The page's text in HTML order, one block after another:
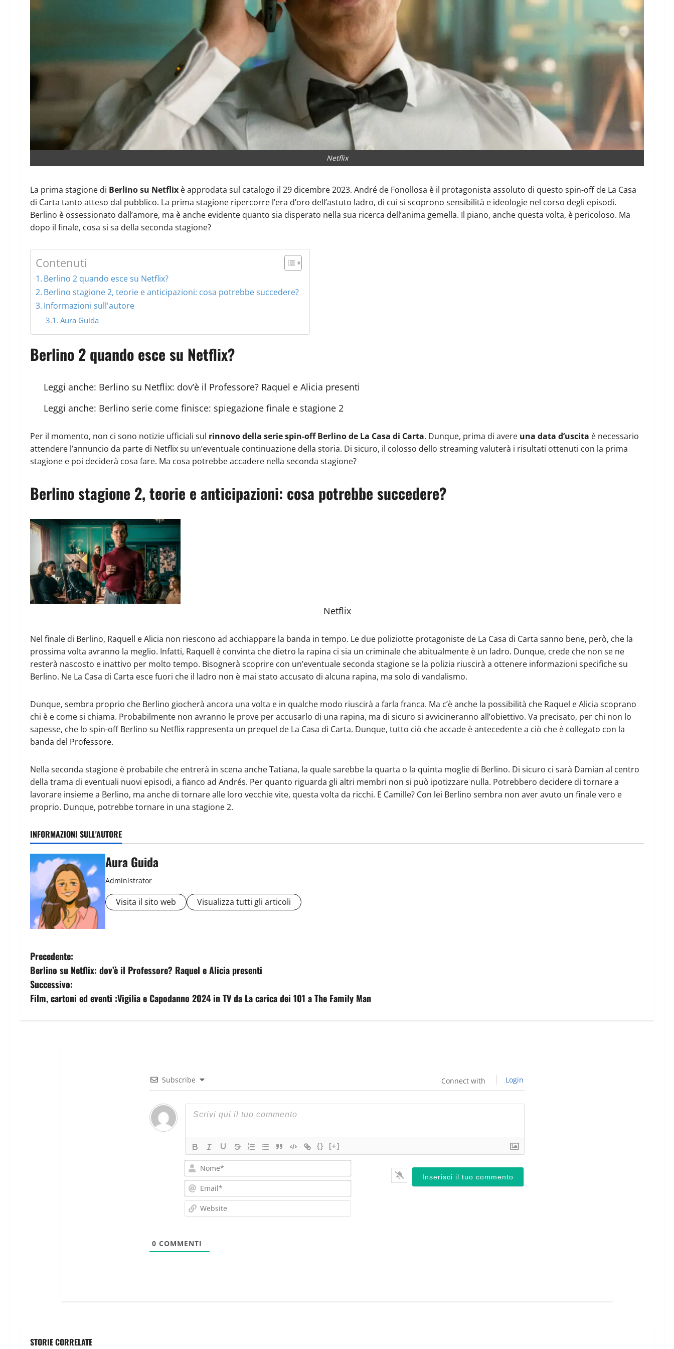
Netflix
La prima stagione di Berlino su Netflix è approdata sul catalogo il 29 dicembre 2023. André de Fonollosa è il protagonista assoluto di questo spin-off de La Casa
di Carta tanto atteso dal pubblico. La prima stagione ripercorre l’era d’oro dell’astuto ladro, di cui si scoprono sensibilità e ideologie nel corso degli episodi.
Berlino è ossessionato dall’amore, ma è anche evidente quanto sia disperato nella sua ricerca dell’anima gemella. Il piano, anche questa volta, è pericoloso. Ma
dopo il finale, cosa si sa della seconda stagione?
Contenuti
Berlino 2 quando esce su Netflix?
Berlino stagione 2, teorie e anticipazioni: cosa potrebbe succedere?
Informazioni sull'autore
Aura Guida
Berlino 2 quando esce su Netflix?
Leggi anche: Berlino su Netflix: dov’è il Professore? Raquel e Alicia presenti
Leggi anche: Berlino serie come finisce: spiegazione finale e stagione 2
Per il momento, non ci sono notizie ufficiali sul rinnovo della serie spin-off Berlino de La Casa di Carta. Dunque, prima di avere una data d’uscita è necessario
attendere l’annuncio da parte di Netflix su un’eventuale continuazione della storia. Di sicuro, il colosso dello streaming valuterà i risultati ottenuti con la prima
stagione e poi deciderà cosa fare. Ma cosa potrebbe accadere nella seconda stagione?
Berlino stagione 2, teorie e anticipazioni: cosa potrebbe succedere?
Netflix
Nel finale di Berlino, Raquell e Alicia non riescono ad acchiappare la banda in tempo. Le due poliziotte protagoniste de La Casa di Carta sanno bene, però, che la
prossima volta avranno la meglio. Infatti, Raquell è convinta che dietro la rapina ci sia un criminale che abitualmente è un ladro. Dunque, crede che non se ne
resterà nascosto e inattivo per molto tempo. Bisognerà scoprire con un’eventuale seconda stagione se la polizia riuscirà a ottenere informazioni specifiche su
Berlino. Ne La Casa di Carta esce fuori che il ladro non è mai stato accusato di alcuna rapina, ma solo di vandalismo.
Dunque, sembra proprio che Berlino giocherà ancora una volta e in qualche modo riuscirà a farla franca. Ma c’è anche la possibilità che Raquel e Alicia scoprano
chi è e come si chiama. Probabilmente non avranno le prove per accusarlo di una rapina, ma di sicuro si avvicineranno all’obiettivo. Va precisato, per chi non lo
sapesse, che lo spin-off Berlino su Netflix rappresenta un prequel de La Casa di Carta. Dunque, tutto ciò che accade è antecedente a ciò che è collegato con la
banda del Professore.
Nella seconda stagione è probabile che entrerà in scena anche Tatiana, la quale sarebbe la quarta o la quinta moglie di Berlino. Di sicuro ci sarà Damian al centro
della trama di eventuali nuovi episodi, a fianco ad Andrés. Per quanto riguarda gli altri membri non si può ipotizzare nulla. Potrebbero decidere di tornare a
lavorare insieme a Berlino, ma anche di tornare alle loro vecchie vite, questa volta da ricchi. E Camille? Con lei Berlino sembra non aver avuto un finale vero e
proprio. Dunque, potrebbe tornare in una stagione 2.
INFORMAZIONI SULL'AUTORE
Aura Guida
Administrator
Visita il sito web Visualizza tutti gli articoli
Precedente:
Berlino su Netflix: dov’è il Professore? Raquel e Alicia presenti
Successivo:
Film, cartoni ed eventi :Vigilia e Capodanno 2024 in TV da La carica dei 101 a The Family Man
Subscribe Connect with Login
{} [+]
Nome*
Email*
0 COMMENTI
STORIE CORRELATE